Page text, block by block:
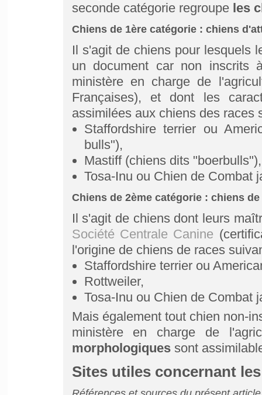
seconde catégorie regroupeles
Chiens de 1ère catégorie : chiens
Il s'agit de chiens pour lesquels
un document car non inscrits
ministère en charge de
Françaises), et dont les
assimilées aux chiens des races
Staffordshire terrier ou
bulls"),
Mastiff (chiens dits "boerbulls"),
Tosa-Inu ou Chien de Combat
Chiens de 2ème catégorie : chiens
Il s'agit de chiens dont leurs
Société Centrale Canine
l'origine de chiens de races
Staffordshire terrier ou
Rottweiler,
Tosa-Inu ou Chien de Combat
Mais également tout chien non-
ministère en charge de
morphologiquessont
Sites utiles concernant